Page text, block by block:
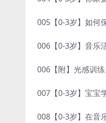
005【0-3岁】如何
006【0-3岁】音乐
006【附】光感训
007【0-3岁】宝宝
008【0-3岁】在音